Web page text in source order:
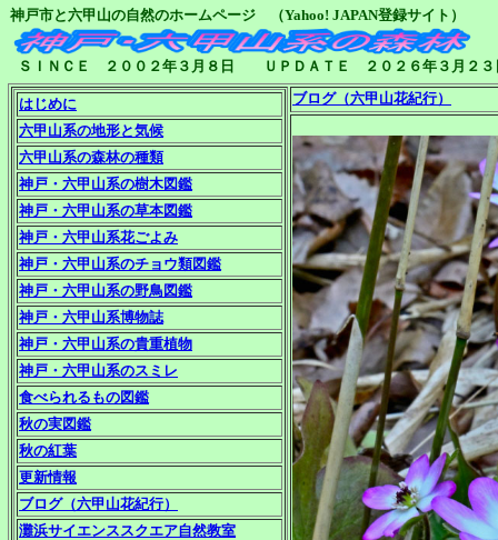
ＳＩＮＣＥ ２００２年３月８日 ＵＰＤＡＴＥ ２０２６年３月２３
はじめに
六甲山系の地形と気候
六甲山系の森林の種類
神戸・六甲山系の樹木図鑑
神戸・六甲山系の草本図鑑
神戸・六甲山系花ごよみ
神戸・六甲山系のチョウ類図鑑
神戸・六甲山系の野鳥図鑑
神戸・六甲山系博物誌
神戸・六甲山系の貴重植物
神戸・六甲山系のスミレ
食べられるもの図鑑
秋の実図鑑
秋の紅葉
更新情報
ブログ（六甲山花紀行）
灘浜サイエンススクエア自然教室
ブログ（六甲山花紀行）
神戸市と六甲山の自然のホームページ （Yahoo! JAPAN登録サイト）